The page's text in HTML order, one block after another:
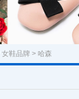
女鞋品牌 > 哈森